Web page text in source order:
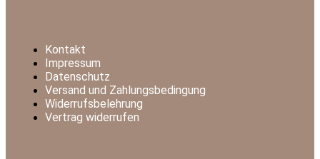
Kontakt
Impressum
Datenschutz
Versand und Zahlungsbedingung
Widerrufsbelehrung
Vertrag widerrufen